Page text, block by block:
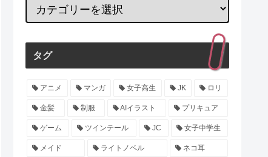
タグ
アニメ マンガ 女子高生 JK ロリ
金髪 制服 AIイラスト プリキュア
ゲーム ツインテール JC 女子中学生
メイド ライトノベル ネコ耳